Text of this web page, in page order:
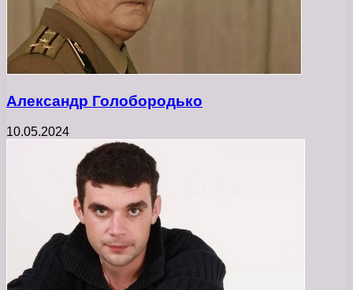
Александр Голобородько
10.05.2024